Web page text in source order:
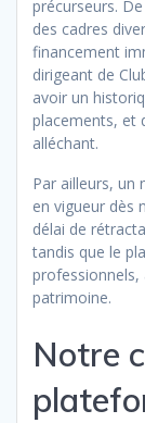
précurseurs.
des cadres
financement
dirigeant de
avoir un
placements, et
alléchant.
Par ailleurs, un
en vigueur dès
délai de
tandis que le
professionnels,
patrimoine.
Notre